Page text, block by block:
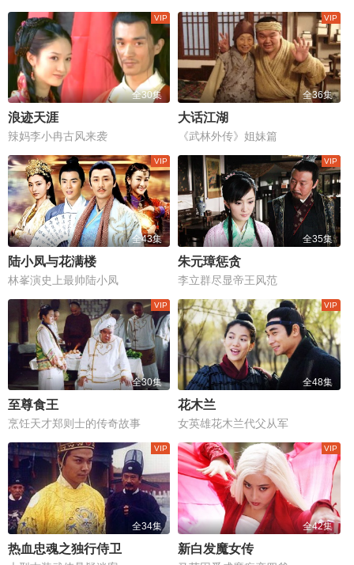
全30集
浪迹天涯
辣妈李小冉古风来袭
全36集
大话江湖
《武林外传》姐妹篇
全43集
陆小凤与花满楼
林峯演史上最帅陆小凤
全35集
朱元璋惩贪
李立群尽显帝王风范
全30集
至尊食王
烹饪天才郑则士的传奇故事
全48集
花木兰
女英雄花木兰代父从军
全34集
热血忠魂之独行侍卫
全42集
新白发魔女传